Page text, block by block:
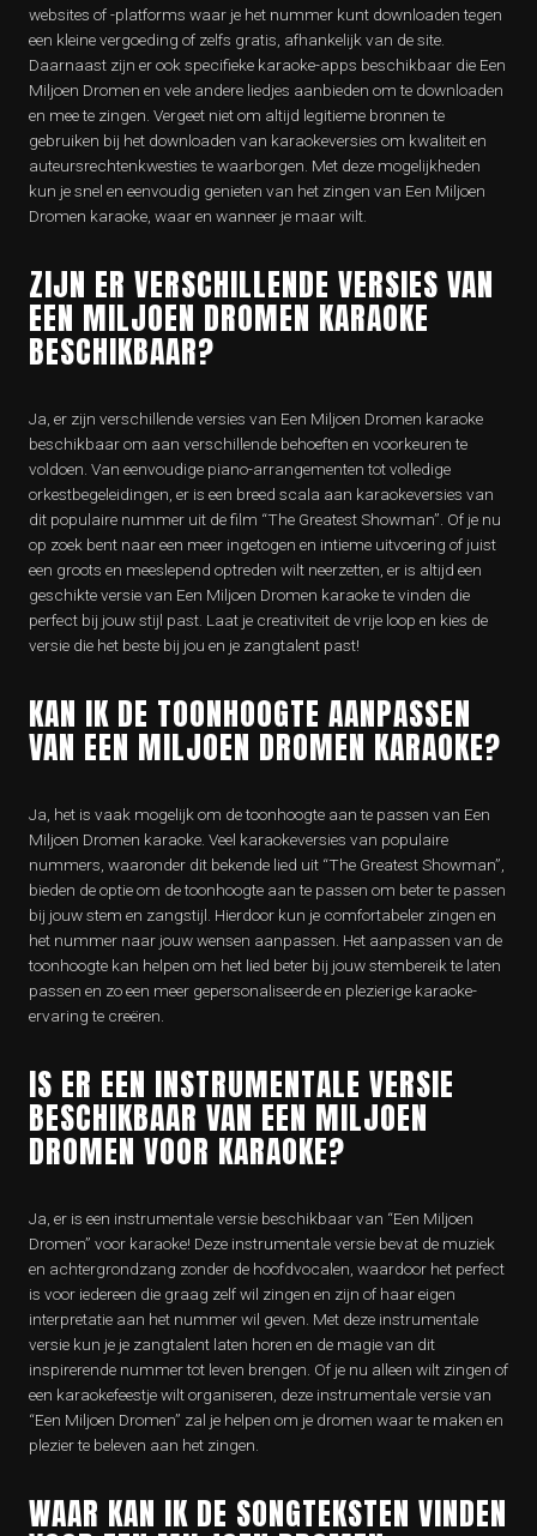
websites of -platforms waar je het nummer kunt downloaden tegen
een kleine vergoeding of zelfs gratis, afhankelijk van de site.
Daarnaast zijn er ook specifieke karaoke-apps beschikbaar die Een
Miljoen Dromen en vele andere liedjes aanbieden om te downloaden
en mee te zingen. Vergeet niet om altijd legitieme bronnen te
gebruiken bij het downloaden van karaokeversies om kwaliteit en
auteursrechtenkwesties te waarborgen. Met deze mogelijkheden
kun je snel en eenvoudig genieten van het zingen van Een Miljoen
Dromen karaoke, waar en wanneer je maar wilt.
ZIJN ER VERSCHILLENDE VERSIES VAN
EEN MILJOEN DROMEN KARAOKE
BESCHIKBAAR?
Ja, er zijn verschillende versies van Een Miljoen Dromen karaoke
beschikbaar om aan verschillende behoeften en voorkeuren te
voldoen. Van eenvoudige piano-arrangementen tot volledige
orkestbegeleidingen, er is een breed scala aan karaokeversies van
dit populaire nummer uit de film “The Greatest Showman”. Of je nu
op zoek bent naar een meer ingetogen en intieme uitvoering of juist
een groots en meeslepend optreden wilt neerzetten, er is altijd een
geschikte versie van Een Miljoen Dromen karaoke te vinden die
perfect bij jouw stijl past. Laat je creativiteit de vrije loop en kies de
versie die het beste bij jou en je zangtalent past!
KAN IK DE TOONHOOGTE AANPASSEN
VAN EEN MILJOEN DROMEN KARAOKE?
Ja, het is vaak mogelijk om de toonhoogte aan te passen van Een
Miljoen Dromen karaoke. Veel karaokeversies van populaire
nummers, waaronder dit bekende lied uit “The Greatest Showman”,
bieden de optie om de toonhoogte aan te passen om beter te passen
bij jouw stem en zangstijl. Hierdoor kun je comfortabeler zingen en
het nummer naar jouw wensen aanpassen. Het aanpassen van de
toonhoogte kan helpen om het lied beter bij jouw stembereik te laten
passen en zo een meer gepersonaliseerde en plezierige karaoke-
ervaring te creëren.
IS ER EEN INSTRUMENTALE VERSIE
BESCHIKBAAR VAN EEN MILJOEN
DROMEN VOOR KARAOKE?
Ja, er is een instrumentale versie beschikbaar van “Een Miljoen
Dromen” voor karaoke! Deze instrumentale versie bevat de muziek
en achtergrondzang zonder de hoofdvocalen, waardoor het perfect
is voor iedereen die graag zelf wil zingen en zijn of haar eigen
interpretatie aan het nummer wil geven. Met deze instrumentale
versie kun je je zangtalent laten horen en de magie van dit
inspirerende nummer tot leven brengen. Of je nu alleen wilt zingen of
een karaokefeestje wilt organiseren, deze instrumentale versie van
“Een Miljoen Dromen” zal je helpen om je dromen waar te maken en
plezier te beleven aan het zingen.
WAAR KAN IK DE SONGTEKSTEN VINDEN